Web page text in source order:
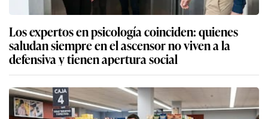
Los expertos en psicología coinciden: quienes
saludan siempre en el ascensor no viven a la
defensiva y tienen apertura social